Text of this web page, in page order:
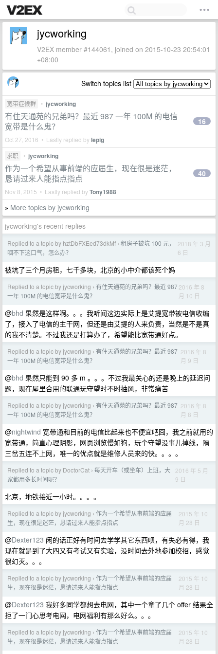
jycworking
V2EX member #144061, joined on 2015-10-23 20:54:01
+08:00
Switch topics list
宽带症候群 • jycworking
有住天通苑的兄弟吗？最近 987 一年 100M 的电信
宽带是什么鬼？
Oct 27, 2016 • Lastly replied bylepig
16
求职 • jycworking
作为一个希望从事前端的应届生，现在很是迷茫，
恳请过来人能指点指点
Nov 8, 2015 • Lastly replied byTony1988
40
» More topics by jycworking
jycworking's recent replies
Replied to a topic by hztDbFXEed73dkMf › 租房子被坑 100 元，
咽不下这口气，怎么办？
2018 年 3 月
6 日
被坑了三个月房租，七千多块，北京的小中介都该死个妈
Replied to a topic by jycworking › 有住天通苑的兄弟吗？最近 987
一年 100M 的电信宽带是什么鬼？
2016 年 8
月 10 日
@bhd 果然是这样啊。。。我听闻这边实际上是艾提宽带被电信收编
了，接入了电信的主干网，但还是由艾提的人来负责，当然是不是真
的我不清楚。不过我还是打算办了，希望能比宽带通好点。
Replied to a topic by jycworking › 有住天通苑的兄弟吗？最近 987
一年 100M 的电信宽带是什么鬼？
2016 年 8
月 9 日
@bhd 果然只能到 90 多 m 。。。不过我最关心的还是晚上的延迟问
题，现在屋里合用的联通玩守望时不时抽风，非常痛苦
Replied to a topic by jycworking › 有住天通苑的兄弟吗？最近 987
一年 100M 的电信宽带是什么鬼？
2016 年 8
月 8 日
@nightwind 宽带通和目前的电信比起来也不便宜吧囧，我之前就用的
宽带通，简直心理阴影，网页浏览慢如狗，玩个守望没事儿掉线，隔
三岔五连不上网，唯一的优点就是维修人员来的快。。。。
Replied to a topic by DoctorCat › 每天开车（或坐车）上班，大
家都用多长时间呢？
2016 年 5 月
9 日
北京，地铁接近一小时。。。。
Replied to a topic by jycworking › 作为一个希望从事前端的应届
生，现在很是迷茫，恳请过来人能指点指点
2015 年 10
月 28 日
@Dexter123 闲的话正好有时间去学学其它东西呗，有失必有得，我
现在就是到了大四又有考试又有实验，没时间去外地参加校招，感觉
很幻灭。。。
Replied to a topic by jycworking › 作为一个希望从事前端的应届
生，现在很是迷茫，恳请过来人能指点指点
2015 年 10
月 28 日
@Dexter123 我好多同学都想去电网，其中一个拿了几个 offer 结果全
拒了一门心思考电网，电网福利有那么好么。。。
Replied to a topic by jycworking › 作为一个希望从事前端的应届
生，现在很是迷茫，恳请过来人能指点指点
2015 年 10
月 28 日